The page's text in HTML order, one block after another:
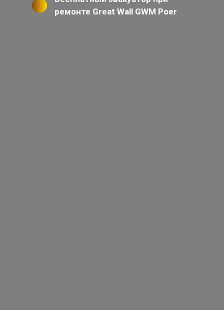
ремонте Great Wall GWM Poer